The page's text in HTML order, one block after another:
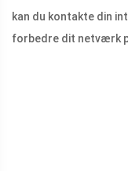
kan du kontakte din
forbedre dit netværk